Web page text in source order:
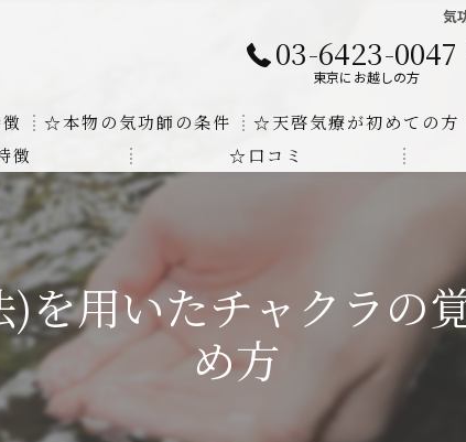
気
03-6423-0047
東京にお越しの方
る回答
書籍
るサイ能力の凄さ
啓気療の違い
☆本物の気功師の条件
クンダリニーの上昇でチャクラの覚醒
☆天啓気療が初めての方
徴
奇跡的な寛解
イ能力
☆口コミ
を用いたチャクラの
め方